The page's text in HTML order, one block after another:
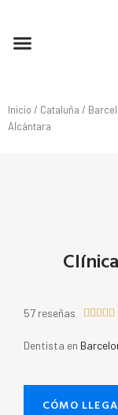
Inicio / Cataluña /
Alcántara
57 reseñas     
Dentista en
CÓMO